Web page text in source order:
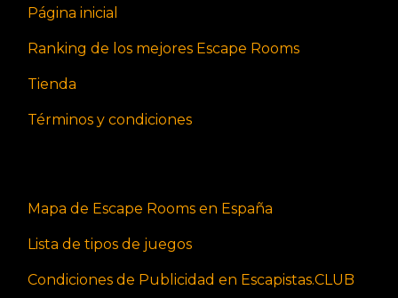
Página inicial
Ranking de los mejores Escape Rooms
Tienda
Términos y condiciones
Mapa de Escape Rooms en España
Lista de tipos de juegos
Condiciones de Publicidad en Escapistas.CLUB